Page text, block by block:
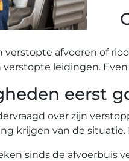
verstopte afvoeren of
leidingen.
eerst
over zijn
krijgen van de
sinds de afvoerbuis